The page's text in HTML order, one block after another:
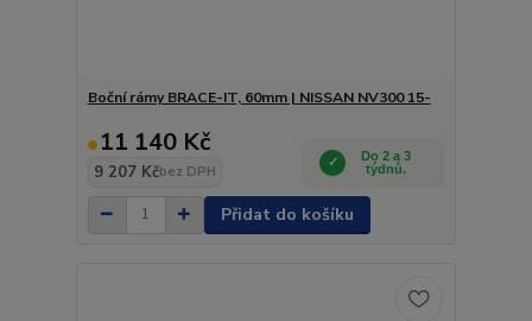
Boční rámy BRACE-IT, 60mm | NISSAN NV300 15-
11 140 Kč
9 207 Kčbez DPH
Do 2 a 3
týdnů.
Přidat do košíku